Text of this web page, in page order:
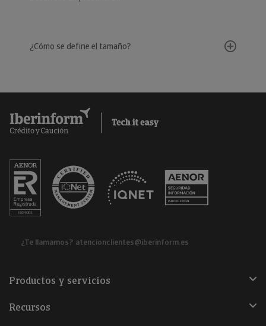
¿Cómo se define el tamaño?
¿Te llamamos? atencionclientes@iberinform.es
Productos y servicios
Recursos